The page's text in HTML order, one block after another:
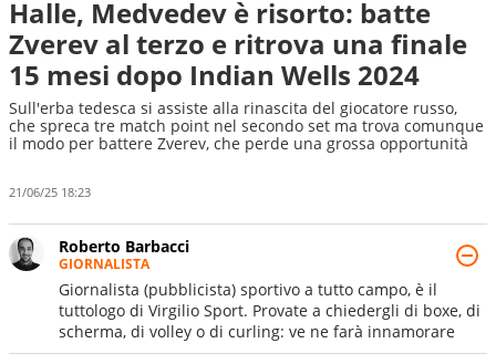
Halle, Medvedev è risorto: batte
Zverev al terzo e ritrova una finale
15 mesi dopo Indian Wells 2024
Sull'erba tedesca si assiste alla rinascita del giocatore russo,
che spreca tre match point nel secondo set ma trova comunque
il modo per battere Zverev, che perde una grossa opportunità
21/06/25 18:23
Roberto Barbacci
GIORNALISTA
Giornalista (pubblicista) sportivo a tutto campo, è il
tuttologo di Virgilio Sport. Provate a chiedergli di boxe, di
scherma, di volley o di curling: ve ne farà innamorare